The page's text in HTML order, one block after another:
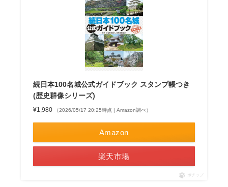
続日本100名城公式ガイドブック スタンプ帳つき
(歴史群像シリーズ)
¥1,980 （2026/05/17 20:25時点 | Amazon調べ）
Amazon
楽天市場
ポチップ